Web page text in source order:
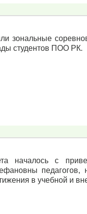
зональные
студентов ПОО РК.
началось с
педагогов,
в учебной и